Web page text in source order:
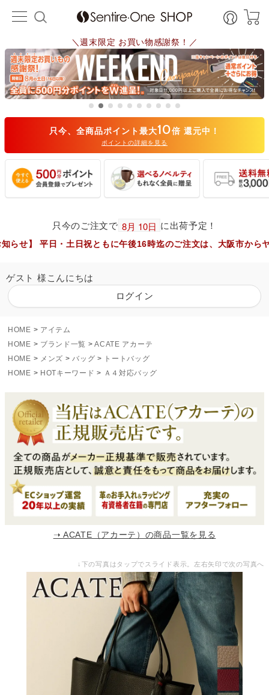
＼週末限定 お買い物感謝祭！／
只今、全商品ポイント最大10倍 還元中！
ポイントの詳細を見る
只今のご注文で に出荷予定！
日祝ともに午後16時迄のご注文は、大阪市からヤマト運輸で即
ゲスト 様こんにちは
ログイン
HOME
アイテム
HOME
ブランド一覧
ACATE アカーテ
HOME
メンズ バッグ
トートバッグ
HOME
HOTキーワード Ａ４対応バッグ
➝ ACATE（アカーテ）の商品一覧を見る
↓下の写真はタップでスライド表示。左右矢印で次の写真へ